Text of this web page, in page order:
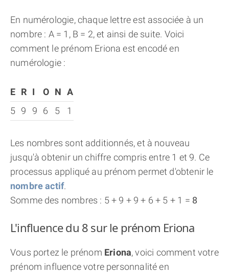
En numérologie, chaque lettre est associée à un
nombre : A = 1, B = 2, et ainsi de suite. Voici
comment le prénom Eriona est encodé en
numérologie :
E R I O N A
5 9 9 6 5 1
Les nombres sont additionnés, et à nouveau
jusqu'à obtenir un chiffre compris entre 1 et 9. Ce
processus appliqué au prénom permet d'obtenir le
nombre actif.
Somme des nombres : 5 + 9 + 9 + 6 + 5 + 1 = 8
L'influence du 8 sur le prénom Eriona
Vous portez le prénom Eriona, voici comment votre
prénom influence votre personnalité en